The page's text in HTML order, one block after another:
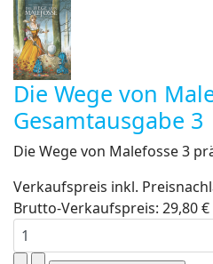
Die Wege von
Gesamtausgabe 3
Die Wege von Malefosse 3
Verkaufspreis inkl.
Brutto-Verkaufspreis: 29,80 €